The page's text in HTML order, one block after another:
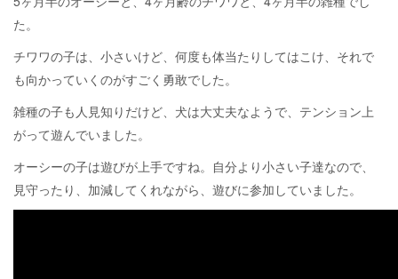
た。
チワワの子は、小さいけど、何度も体当たりしてはこけ、それで
も向かっていくのがすごく勇敢でした。
雑種の子も人見知りだけど、犬は大丈夫なようで、テンション上
がって遊んでいました。
オーシーの子は遊びが上手ですね。自分より小さい子達なので、
見守ったり、加減してくれながら、遊びに参加していました。